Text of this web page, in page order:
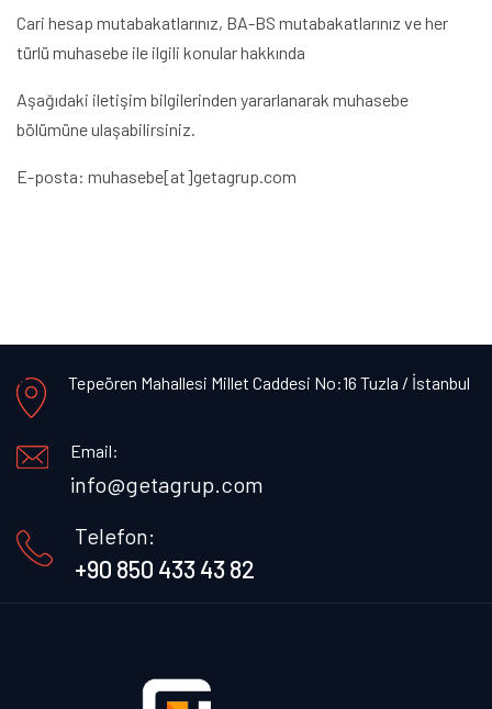
Cari hesap mutabakatlarınız, BA-BS mutabakatlarınız ve her
türlü muhasebe ile ilgili konular hakkında
Aşağıdaki iletişim bilgilerinden yararlanarak muhasebe
bölümüne ulaşabilirsiniz.
E-posta: muhasebe[at]getagrup.com
Tepeören Mahallesi Millet Caddesi No:16 Tuzla / İstanbul
Email:
info@getagrup.com
Telefon:
+90 850 433 43 82